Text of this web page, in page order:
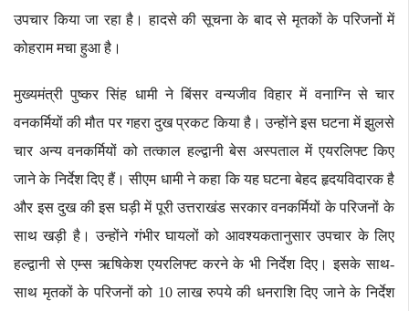
उपचार किया जा रहा है। हादसे की सूचना के बाद से मृतकों के परिजनों में
कोहराम मचा हुआ है।
मुख्यमंत्री पुष्कर सिंह धामी ने बिंसर वन्यजीव विहार में वनाग्नि से चार
वनकर्मियों की मौत पर गहरा दुख प्रकट किया है। उन्होंने इस घटना में झुलसे
चार अन्य वनकर्मियों को तत्काल हल्द्वानी बेस अस्पताल में एयरलिफ्ट किए
जाने के निर्देश दिए हैं। सीएम धामी ने कहा कि यह घटना बेहद हृदयविदारक है
और इस दुख की इस घड़ी में पूरी उत्तराखंड सरकार वनकर्मियों के परिजनों के
साथ खड़ी है। उन्होंने गंभीर घायलों को आवश्यकतानुसार उपचार के लिए
हल्द्वानी से एम्स ऋषिकेश एयरलिफ्ट करने के भी निर्देश दिए। इसके साथ-
साथ मृतकों के परिजनों को 10 लाख रुपये की धनराशि दिए जाने के निर्देश